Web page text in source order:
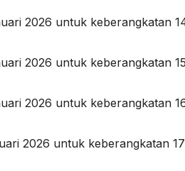
2026 untuk keberangkatan
2026 untuk keberangkatan
2026 untuk keberangkatan
2026 untuk keberangkatan